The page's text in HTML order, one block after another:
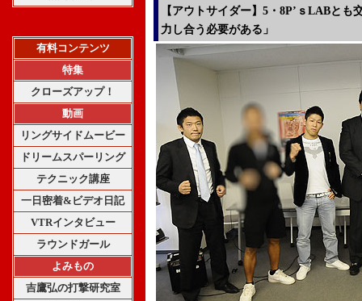
有料コンテンツ
特集
クローズアップ！
動画
リングサイドムービー
ドリームスパーリング
テクニック講座
一日密着&ビデオ日記
VTRインタビュー
ラウンドガール
よみもの
吉鷹弘の打撃研究室
【アウトサイダー】5・8P’ｓLABとも
力し合う必要がある」